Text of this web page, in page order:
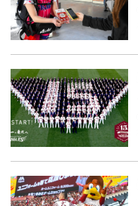
楽天のサービス一覧はこちら
Rakuten Innovation
ニュース
投資家情報